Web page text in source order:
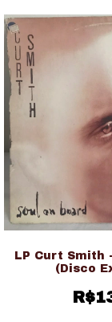
LP Curt Smith
(Disco